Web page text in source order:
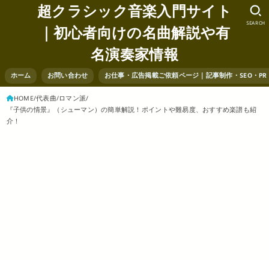
超クラシック音楽入門サイト
｜初心者向けの名曲解説や有
名演奏家情報
ホーム お問い合わせ お仕事・広告掲載ご依頼ページ｜記事制作・SEO・
SEARCH
HOME 代表曲 ロマン派
『子供の情景』（シューマン）の簡単解説！ポイントや難易度、おすすめ楽譜も紹
介！